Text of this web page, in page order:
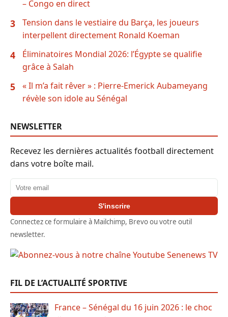
– Congo en direct
3
Tension dans le vestiaire du Barça, les joueurs
interpellent directement Ronald Koeman
4
Éliminatoires Mondial 2026: l’Égypte se qualifie
grâce à Salah
5
« Il m’a fait rêver » : Pierre-Emerick Aubameyang
révèle son idole au Sénégal
NEWSLETTER
Recevez les dernières actualités football directement
dans votre boîte mail.
Adresse email
S'inscrire
Connectez ce formulaire à Mailchimp, Brevo ou votre outil
newsletter.
FIL DE L’ACTUALITÉ SPORTIVE
France – Sénégal du 16 juin 2026 : le choc